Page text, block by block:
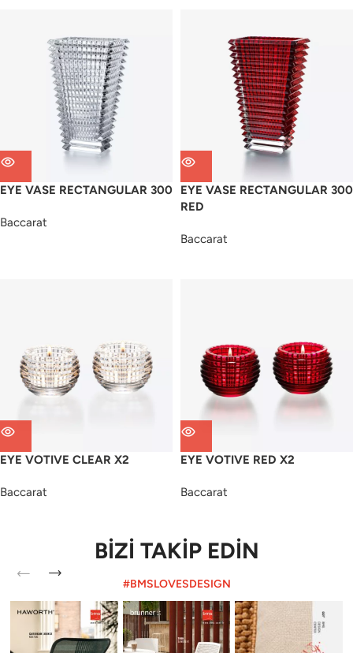
EYE VASE RECTANGULAR 300
Baccarat
EYE VASE RECTANGULAR 300
RED
Baccarat
EYE VOTIVE CLEAR X2
Baccarat
EYE VOTIVE RED X2
Baccarat
BİZİ TAKİP EDİN
#BMSLOVESDESIGN